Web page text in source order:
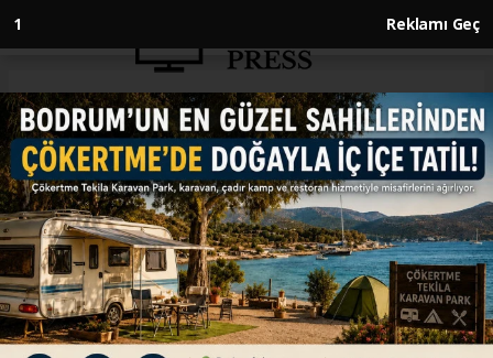
Anasayfa KÜLTÜR SANAT
"Murat Göğebakan: Kalbim
Yaralı" vizyona giriyor
KÜLTÜR SANAT
07.12.2023 - 15:14, Güncelleme: 07.12.2023 - 15:14
Sinema salonlarında bu hafta komediden